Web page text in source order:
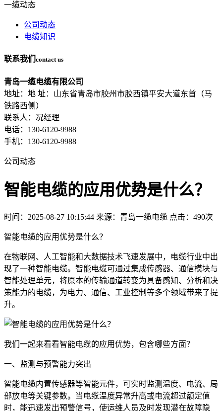
一缆动态
公司动态
电缆知识
联系我们 contact us
青岛一缆电缆有限公司
地址：地 址：山东省青岛市胶州市胶西镇平安大道东首（马
铁路西侧）
联系人：况经理
电话：130-6120-9988
手机：130-6120-9988
公司动态
智能电缆的应用优势是什么？
时间：2025-08-27 10:15:44 来源：青岛一缆电缆 点击：490次
智能电缆的应用优势是什么？
在物联网、人工智能和大数据技术飞速发展中，电缆行业中出
现了一种智能电缆。智能电缆可通过集成传感器、通信模块与
智能处理单元，将原本的传输通道转变为具备感知、分析和决
策能力的电缆，为电力、通信、工业控制等多个领域带来了提
升。
我们一起来看看智能电缆的应用优势，包含哪些方面？
一、监测与预警能力突出
智能电缆内置传感器等智能元件，可实时监测温度、电流、局
部放电等关键参数。当电缆温度异常升高或电流超过额定值
时，能迅速发出预警信号，使运维人员及时发现潜在故障隐